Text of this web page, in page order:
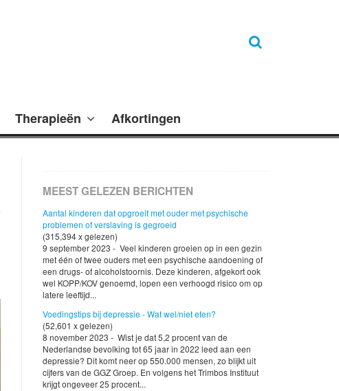
Therapieën Afkortingen
MEEST GELEZEN BERICHTEN
Aantal kinderen dat opgroeit met ouder met psychische
problemen of verslaving is gegroeid
(315,394 x gelezen)
9 september 2023 - Veel kinderen groeien op in een gezin
met één of twee ouders met een psychische aandoening of
een drugs- of alcoholstoornis. Deze kinderen, afgekort ook
wel KOPP/KOV genoemd, lopen een verhoogd risico om op
latere leeftijd...
Voedingstips bij depressie - Wat wel/niet eten?
(52,601 x gelezen)
8 november 2023 - Wist je dat 5,2 procent van de
Nederlandse bevolking tot 65 jaar in 2022 leed aan een
depressie? Dit komt neer op 550.000 mensen, zo blijkt uit
cijfers van de GGZ Groep. En volgens het Trimbos Instituut
krijgt ongeveer 25 procent...